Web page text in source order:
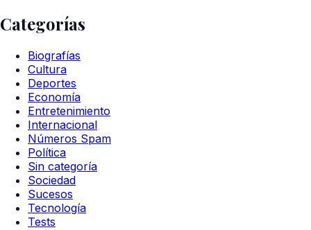
Categorías
Biografías
Cultura
Deportes
Economía
Entretenimiento
Internacional
Números Spam
Política
Sin categoría
Sociedad
Sucesos
Tecnología
Tests